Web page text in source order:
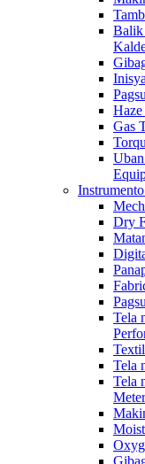
Balik
Gas
Dry
Tela
Tela
Tela
Meter